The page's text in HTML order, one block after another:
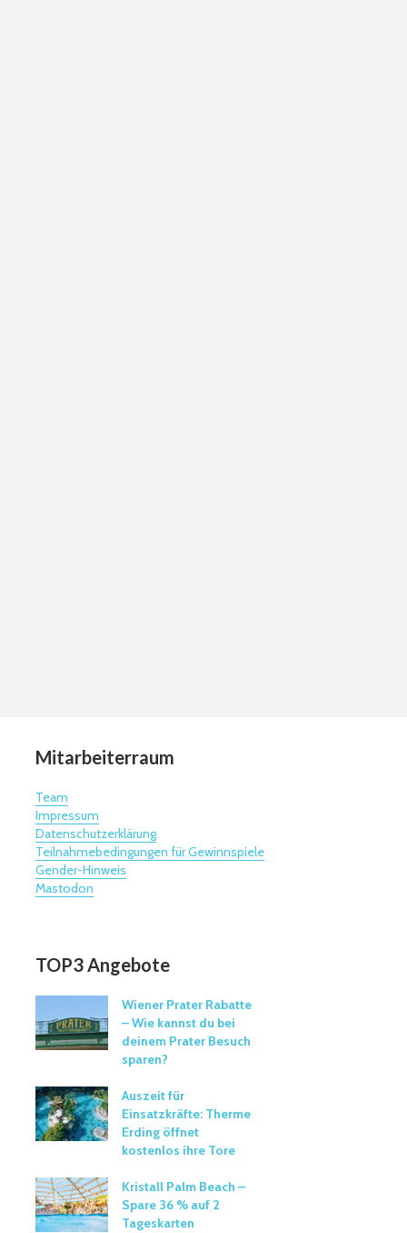
Mitarbeiterraum
Team
Impressum
Datenschutzerklärung
Teilnahmebedingungen für Gewinnspiele
Gender-Hinweis
Mastodon
TOP3 Angebote
Wiener Prater Rabatte
– Wie kannst du bei
deinem Prater Besuch
sparen?
Auszeit für
Einsatzkräfte: Therme
Erding öffnet
kostenlos ihre Tore
Kristall Palm Beach –
Spare 36 % auf 2
Tageskarten